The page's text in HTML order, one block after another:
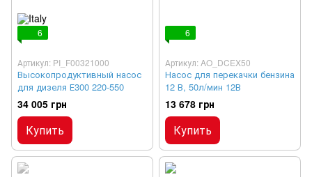
6
Артикул: PI_F00321000
Высокопродуктивный насос
для дизеля Е300 220-550
34 005 грн
Купить
6
Артикул: AO_DCEX50
Насос для перекачки бензина
12 В, 50л/мин 12В
13 678 грн
Купить